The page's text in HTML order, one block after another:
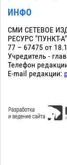
ИНФО
СМИ СЕТЕВОЕ
РЕСУРС "ПУНКТ-
77 – 67475 от
Учредитель -
Телефон
E-mail редакции: